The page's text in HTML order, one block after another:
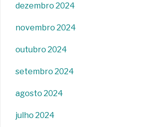
dezembro 2024
novembro 2024
outubro 2024
setembro 2024
agosto 2024
julho 2024